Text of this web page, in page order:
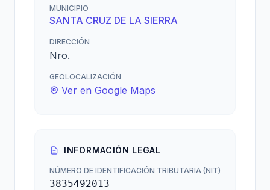
MUNICIPIO
SANTA CRUZ DE LA SIERRA
DIRECCIÓN
Nro.
GEOLOCALIZACIÓN
Ver en Google Maps
INFORMACIÓN LEGAL
NÚMERO DE IDENTIFICACIÓN TRIBUTARIA (NIT)
3835492013